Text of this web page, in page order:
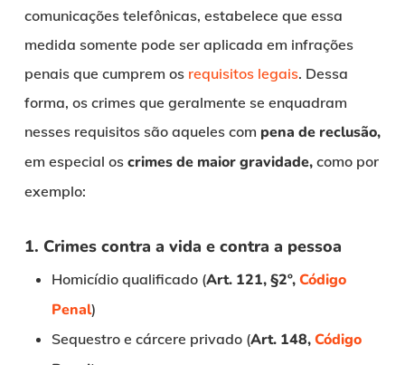
comunicações telefônicas, estabelece que essa
medida somente pode ser aplicada em infrações
penais que cumprem os requisitos legais. Dessa
forma, os crimes que geralmente se enquadram
nesses requisitos são aqueles com pena de reclusão,
em especial os crimes de maior gravidade,como por
exemplo:
1. Crimes contra a vida e contra a pessoa
Homicídio qualificado (Art. 121, §2º,Código
Penal)
Sequestro e cárcere privado (Art. 148,Código